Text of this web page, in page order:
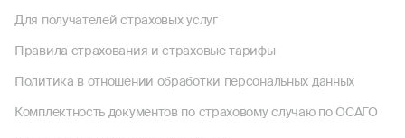
Для получателей страховых услуг
Правила страхования и страховые тарифы
Политика в отношении обработки персональных данных
Комплектность документов по страховому случаю по ОСАГО